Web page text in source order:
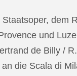
dem
und
de Billy /
die Scala di